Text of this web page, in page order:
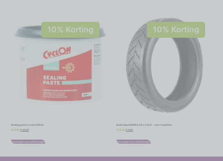
10% Korting
Sealing paste Cyclon 500ml
€ 51,50 € 46,35
Toevoegen aan winkelwagen
10% Korting
Buitenband RMS 8 1/2 x 2 inch – voor vouwfiets
€ 10,95 € 9,86
Toevoegen aan winkelwagen